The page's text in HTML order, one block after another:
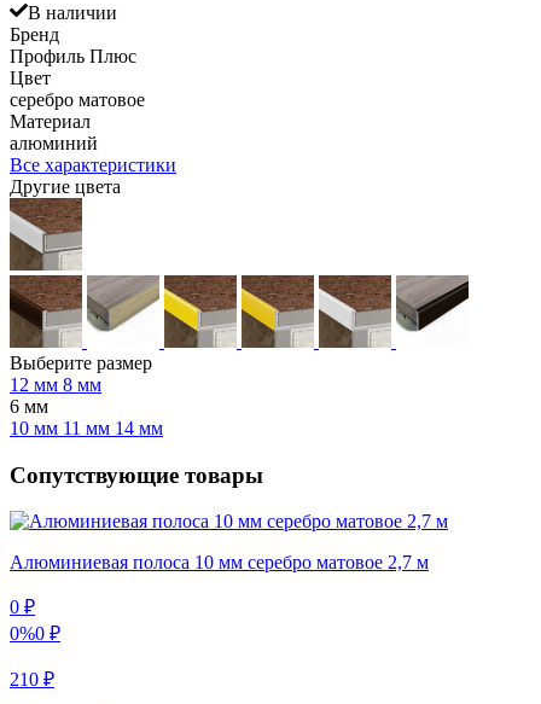
В наличии
Бренд
Профиль Плюс
Цвет
серебро матовое
Материал
алюминий
Все характеристики
Другие цвета
Выберите размер
12 мм 8 мм
6 мм
10 мм 11 мм 14 мм
Сопутствующие товары
Алюминиевая полоса 10 мм серебро матовое 2,7 м
0 ₽
0%0 ₽
210 ₽